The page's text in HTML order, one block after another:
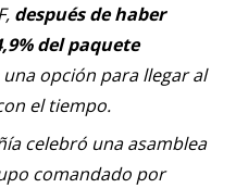
después de haber
del paquete
opción para llegar al
el tiempo.
celebró una asamblea
comandado por